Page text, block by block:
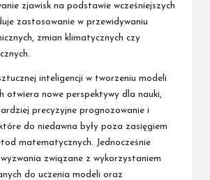
zjawisk na podstawie wcześniejszych
zastosowanie w przewidywaniu
zmian klimatycznych czy
inteligencji w tworzeniu modeli
otwiera nowe perspektywy dla nauki,
precyzyjne prognozowanie i
do niedawna były poza zasięgiem
matematycznych. Jednocześnie
związane z wykorzystaniem
do uczenia modeli oraz